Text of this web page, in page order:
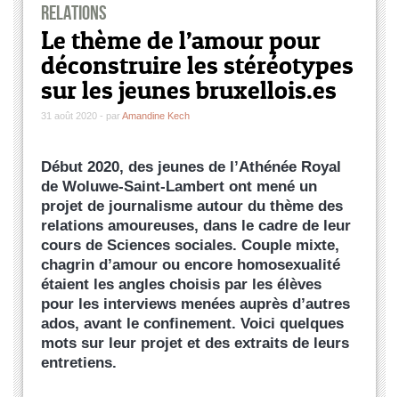
Relations
Le thème de l’amour pour
déconstruire les stéréotypes
sur les jeunes bruxellois.es
31 août 2020 - parAmandine Kech
Début 2020, des jeunes de l’Athénée Royal
de Woluwe-Saint-Lambert ont mené un
projet de journalisme autour du thème des
relations amoureuses, dans le cadre de leur
cours de Sciences sociales. Couple mixte,
chagrin d’amour ou encore homosexualité
étaient les angles choisis par les élèves
pour les interviews menées auprès d’autres
ados, avant le confinement. Voici quelques
mots sur leur projet et des extraits de leurs
entretiens.